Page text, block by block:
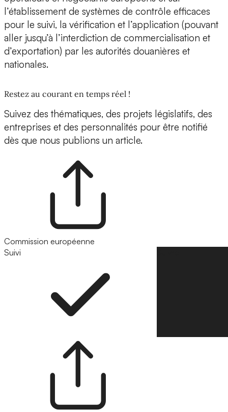
l’établissement de systèmes de contrôle efficaces
pour le suivi, la vérification et l’application (pouvant
aller jusqu’à l’interdiction de commercialisation et
d’exportation) par les autorités douanières et
nationales.
Restez au courant en temps réel !
Suivez des thématiques, des projets législatifs, des
entreprises et des personnalités pour être notifié
dès que nous publions un article.
Commission européenne
Suivi